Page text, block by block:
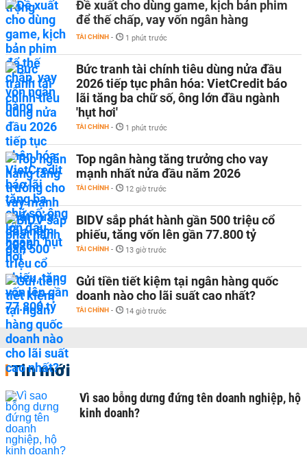
Đề xuất cho dùng game, kịch bản phim
để thế chấp, vay vốn ngân hàng
TÀI CHÍNH - 1 phút trước
Bức tranh tài chính tiêu dùng nửa đầu
2026 tiếp tục phân hóa: VietCredit báo
lãi tăng ba chữ số, ông lớn đầu ngành
'hụt hơi'
TÀI CHÍNH - 1 phút trước
Top ngân hàng tăng trưởng cho vay
mạnh nhất nửa đầu năm 2026
TÀI CHÍNH - 12 giờ trước
BIDV sắp phát hành gần 500 triệu cổ
phiếu, tăng vốn lên gần 77.800 tỷ
TÀI CHÍNH - 13 giờ trước
Gửi tiền tiết kiệm tại ngân hàng quốc
doanh nào cho lãi suất cao nhất?
TÀI CHÍNH - 14 giờ trước
Tin mới
Vì sao bỗng dưng đứng tên doanh nghiệp, hộ
kinh doanh?